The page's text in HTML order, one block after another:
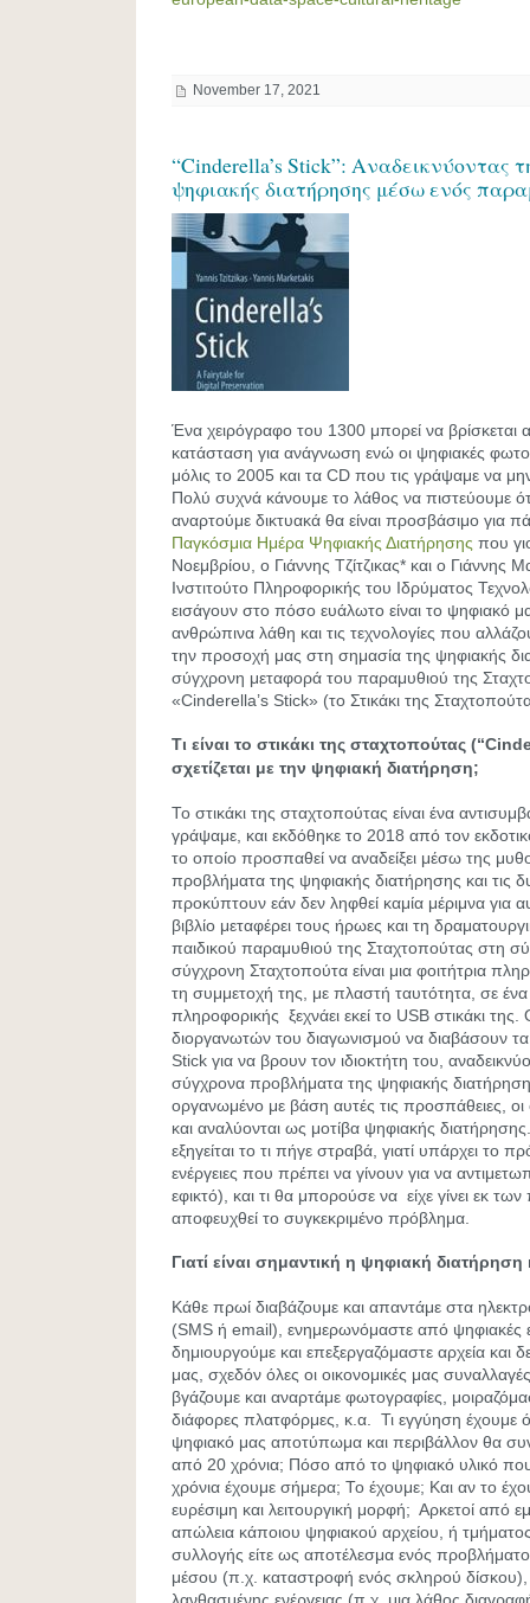
November 17, 2021
“Cinderella’s Stick”: Αναδεικνύοντας
ψηφιακής διατήρησης μέσω ενός
Ένα χειρόγραφο του 1300 μπορεί να βρίσκεται
κατάσταση για ανάγνωση ενώ οι ψηφιακές
μόλις το 2005 και τα CD που τις γράψαμε να
Πολύ συχνά κάνουμε το λάθος να πιστεύουμε
αναρτούμε δικτυακά θα είναι προσβάσιμο για
Παγκόσμια Ημέρα Ψηφιακής Διατήρησης που
Νοεμβρίου, ο Γιάννης Τζίτζικας* και ο Γιάννης
Ινστιτούτο Πληροφορικής του Ιδρύματος
εισάγουν στο πόσο ευάλωτο είναι το ψηφιακό
ανθρώπινα λάθη και τις τεχνολογίες που
την προσοχή μας στη σημασία της ψηφιακής
σύγχρονη μεταφορά του παραμυθιού της
«Cinderella’s Stick» (το Στικάκι της
Τι είναι το στικάκι της σταχτοπούτας
σχετίζεται με την ψηφιακή διατήρηση;
Το στικάκι της σταχτοπούτας είναι ένα
γράψαμε, και εκδόθηκε το 2018 από τον
το οποίο προσπαθεί να αναδείξει μέσω της
προβλήματα της ψηφιακής διατήρησης και τις
προκύπτουν εάν δεν ληφθεί καμία μέριμνα για
βιβλίο μεταφέρει τους ήρωες και τη
παιδικού παραμυθιού της Σταχτοπούτας στη
σύγχρονη Σταχτοπούτα είναι μια φοιτήτρια
τη συμμετοχή της, με πλαστή ταυτότητα, σε
πληροφορικής ξεχνάει εκεί το USB στικάκι
διοργανωτών του διαγωνισμού να διαβάσουν
Stick για να βρουν τον ιδιοκτήτη του,
σύγχρονα προβλήματα της ψηφιακής
οργανωμένο με βάση αυτές τις προσπάθειες, οι
και αναλύονται ως μοτίβα ψηφιακής
εξηγείται το τι πήγε στραβά, γιατί υπάρχει το
ενέργειες που πρέπει να γίνουν για να
εφικτό), και τι θα μπορούσε να είχε γίνει εκ
αποφευχθεί το συγκεκριμένο πρόβλημα.
Γιατί είναι σημαντική η ψηφιακή
Κάθε πρωί διαβάζουμε και απαντάμε στα
(SMS ή email), ενημερωνόμαστε από ψηφιακές
δημιουργούμε και επεξεργαζόμαστε αρχεία και
μας, σχεδόν όλες οι οικονομικές μας συναλλαγές
βγάζουμε και αναρτάμε φωτογραφίες,
διάφορες πλατφόρμες, κ.α. Τι εγγύηση έχουμε
ψηφιακό μας αποτύπωμα και περιβάλλον θα
από 20 χρόνια; Πόσο από το ψηφιακό υλικό
χρόνια έχουμε σήμερα; Το έχουμε; Και αν το
ευρέσιμη και λειτουργική μορφή; Αρκετοί από
απώλεια κάποιου ψηφιακού αρχείου, ή
συλλογής είτε ως αποτέλεσμα ενός
μέσου (π.χ. καταστροφή ενός σκληρού δίσκου),